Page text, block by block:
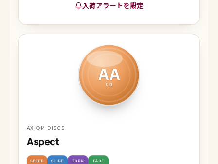
入荷アラートを設定
AA
CD
AXIOM DISCS
Aspect
SPEED GLIDE TURN FADE